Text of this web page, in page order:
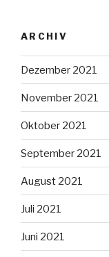
ARCHIV
Dezember 2021
November 2021
Oktober 2021
September 2021
August 2021
Juli 2021
Juni 2021